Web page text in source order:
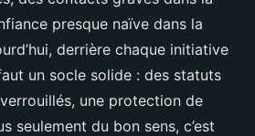
presque naïve dans la
derrière chaque initiative
un socle solide : des statuts
une protection de
seulement du bon sens, c’est